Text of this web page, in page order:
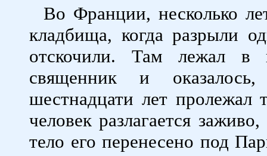
Во Франции, несколько
кладбища, когда разрыли
отскочили. Там лежал в
священник и
шестнадцати лет пролежал
человек разлагается
тело его перенесено под